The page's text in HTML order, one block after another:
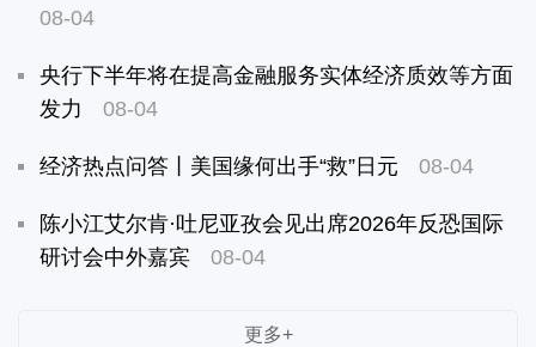
08-04
央行下半年将在提高金融服务实体经济质效等方面
发力
08-04
经济热点问答丨美国缘何出手“救”日元 08-04
陈小江艾尔肯·吐尼亚孜会见出席2026年反恐国际
研讨会中外嘉宾
08-04
更多+